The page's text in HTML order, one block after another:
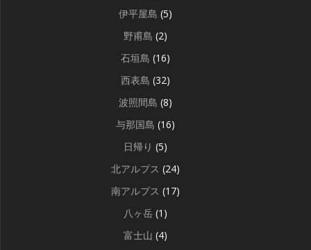
伊平屋島 (5)
野甫島 (2)
石垣島 (16)
西表島 (32)
波照間島 (8)
与那国島 (16)
日帰り (5)
北アルプス (24)
南アルプス (17)
八ヶ岳 (1)
富士山 (4)